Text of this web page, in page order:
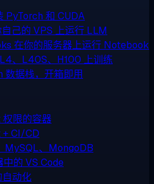
PyTorch 和 CUDA
己的 VPS 上运行 LLM
在你的服务器上运行 Notebook
、L40S、H100 上训练
数据栈，开箱即用
限的容器
+ CI/CD
MySQL、MongoDB
中的 VS Code
动化